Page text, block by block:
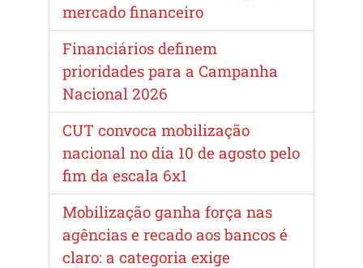
mercado financeiro
Financiários definem
prioridades para a Campanha
Nacional 2026
CUT convoca mobilização
nacional no dia 10 de agosto pelo
fim da escala 6x1
Mobilização ganha força nas
agências e recado aos bancos é
claro: a categoria exige